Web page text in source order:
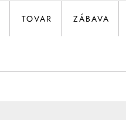
TOVAR ZÁBAVA